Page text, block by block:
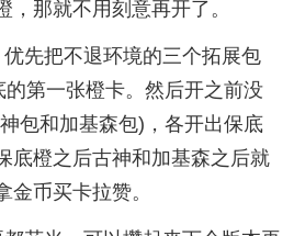
那就不用刻意再开了。
先把不退环境的三个拓展包
第一张橙卡。然后开之前没
包和加基森包)，各开出保底
底橙之后古神和加基森之后就
金币买卡拉赞。